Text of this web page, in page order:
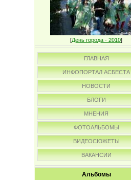
[День города - 2010]
ГЛАВНАЯ
ИНФОПОРТАЛ АСБЕСТА
НОВОСТИ
БЛОГИ
МНЕНИЯ
ФОТОАЛЬБОМЫ
ВИДЕОСЮЖЕТЫ
ВАКАНСИИ
Альбомы